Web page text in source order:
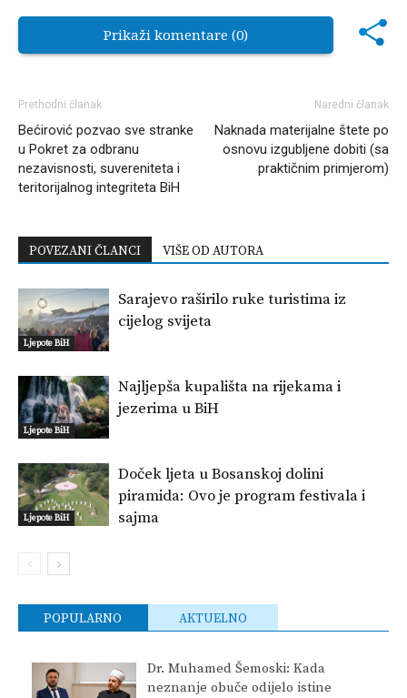
Prikaži komentare (0)
Prethodni članak
Bećirović pozvao sve stranke
u Pokret za odbranu
nezavisnosti, suvereniteta i
teritorijalnog integriteta BiH
Naredni članak
Naknada materijalne štete po
osnovu izgubljene dobiti (sa
praktičnim primjerom)
POVEZANI ČLANCI VIŠE OD AUTORA
Ljepote BiH
Sarajevo raširilo ruke turistima iz
cijelog svijeta
Ljepote BiH
Najljepša kupališta na rijekama i
jezerima u BiH
Ljepote BiH
Doček ljeta u Bosanskoj dolini
piramida: Ovo je program festivala i
sajma
POPULARNO AKTUELNO
Dr. Muhamed Šemoski: Kada
neznanje obuče odijelo istine